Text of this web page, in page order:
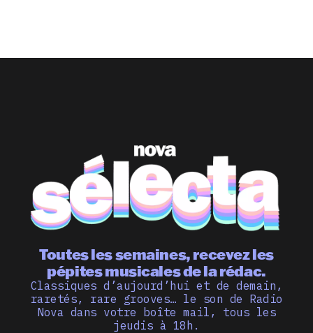
Toutes les semaines, recevez les
pépites musicales de la rédac.
Classiques d’aujourd’hui et de demain,
raretés, rare grooves… le son de Radio
Nova dans votre boîte mail, tous les
jeudis à 18h.